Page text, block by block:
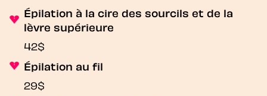
Épilation à la cire des sourcils et de la
lèvre supérieure
42$
Épilation au fil
29$